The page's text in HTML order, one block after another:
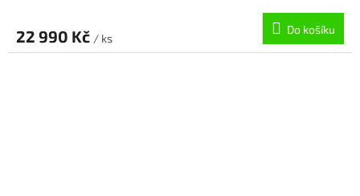
22 990 Kč / ks
Do košíku